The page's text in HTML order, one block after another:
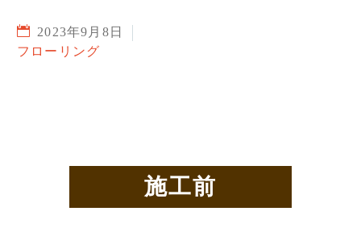
2023年9月8日
フローリング
施工前